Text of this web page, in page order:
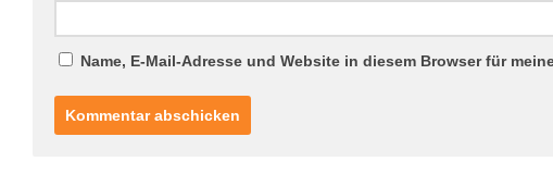
Name, E-Mail-Adresse und Website in diesem Browser für